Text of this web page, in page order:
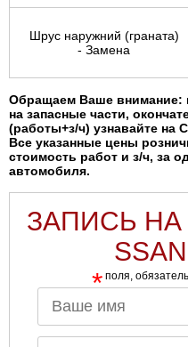
Шрус наружний (граната)
- Замена
Обращаем Ваше внимание:
на запасные части,
(работы+з/ч) узнавайте на
Все указанные цены
стоимость работ и з/ч, за
автомобиля.
ЗАПИСЬ
* поля,